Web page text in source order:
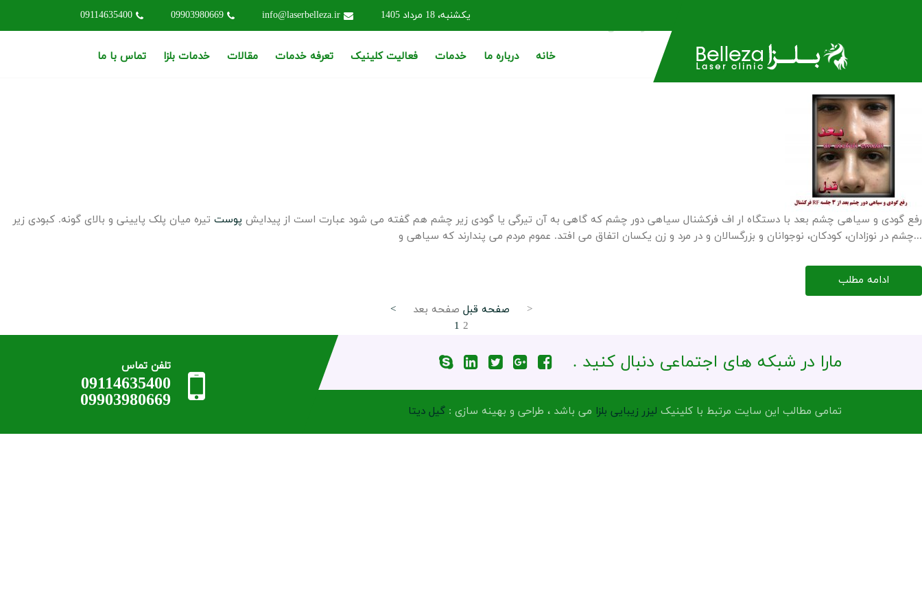
09114635400 09903980669 info@laserbelleza.ir یکشنبه، 18 مرداد 1405
خانه درباره ما خدمات فعالیت کلینیک تعرفه خدمات مقالات خدمات بلزا تماس با ما 48/11/10
17 527
رفع گودی و سیاهی چشم بعد با دستگاه ار اف فرکشنال سیاهی دور چشم که گاهی به آن تیرگی یا گودی زیر چشم هم گفته می شود عبارت است از پیدایش پوست تیره میان پلک پایینی و بالای گونه. کبودی زیر
چشم در نوزادان، کودکان، نوجوانان و بزرگسالان و در مرد و زن یکسان اتفاق می افتد. عموم مردم می پندارند که سیاهی و...
ادامه مطلب
< صفحه قبل صفحه بعد >
1 2
. مارا در شبکه های اجتماعی دنبال کنید
تمامی مطالب این سایت مرتبط با کلینیک لیزر زیبایی بلزا می باشد ، طراحی و بهینه سازی : گیل دیتا
تلفن تماس
09114635400
09903980669